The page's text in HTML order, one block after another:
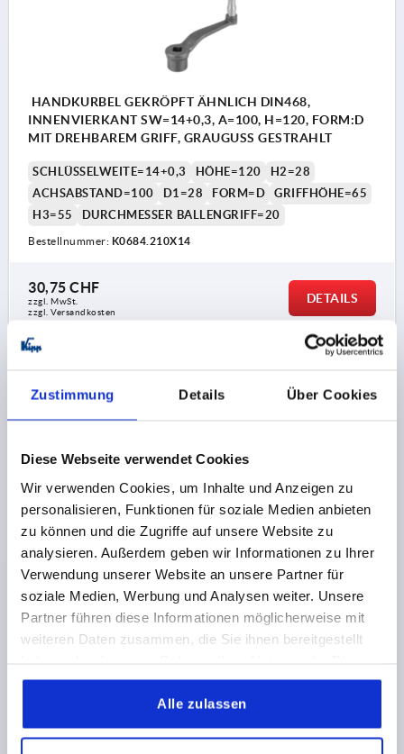
Zustimmung Details Über Cookies
Diese Webseite verwendet Cookies
Wir verwenden Cookies, um Inhalte und Anzeigen zu
personalisieren, Funktionen für soziale Medien anbieten
zu können und die Zugriffe auf unsere Website zu
analysieren. Außerdem geben wir Informationen zu Ihrer
Verwendung unserer Website an unsere Partner für
soziale Medien, Werbung und Analysen weiter. Unsere
Partner führen diese Informationen möglicherweise mit
weiteren Daten zusammen, die Sie ihnen bereitgestellt
gesammelt haben.
Alle zulassen
HANDKURBEL GEKRÖPFT ÄHNLICH DIN468,
INNENVIERKANT SW=14+0,3, A=100, H=120, FORM:D
MIT DREHBAREM GRIFF, GRAUGUSS GESTRAHLT
SCHLÜSSELWEITE=14+0,3 HÖHE=120
H2=28
ACHSABSTAND=100
D1=28 FORM=D
GRIFFHÖHE=65
H3=55
DURCHMESSER BALLENGRIFF=20
Bestellnummer: K0684.210X14
30,75 CHF
zzgl. MwSt.
zzgl. Versandkosten
DETAILS
HANDKURBEL GEKRÖPFT ÄHNLICH DIN468,
INNENVIERKANT SW=14+0,3, A=125, H=141, FORM:D
MIT DREHBAREM GRIFF, GRAUGUSS GESTRAHLT
zzgl. Versandkosten